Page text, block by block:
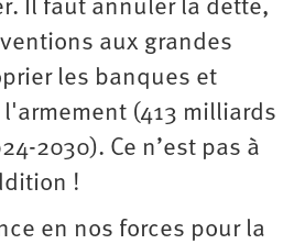
Il faut annuler la dette,
aux grandes
les banques et
(​​413 milliards
2030). Ce n’est pas à
!
en nos forces pour la